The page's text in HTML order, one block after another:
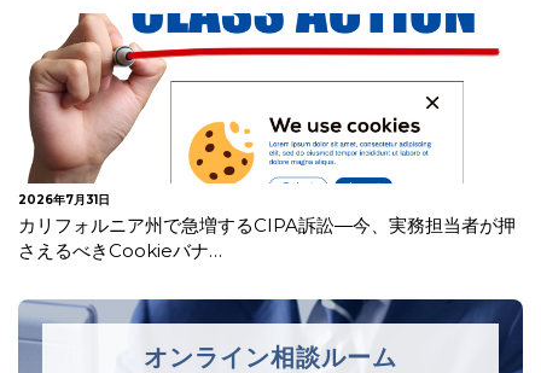
2026年7月23日
韓国 安全管理措置の不備及び不要な個人情報を廃棄してい
なかったことを理由に生活用品メ…
オンライン相談ルーム